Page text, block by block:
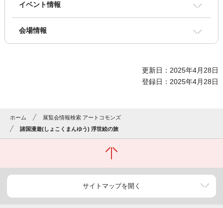
イベント情報
会場情報
更新日：2025年4月28日
登録日：2025年4月28日
ホーム
展覧会情報検索 アートコモンズ
諸国漫遊(しょこくまんゆう) 浮世絵の旅
サイトマップを開く